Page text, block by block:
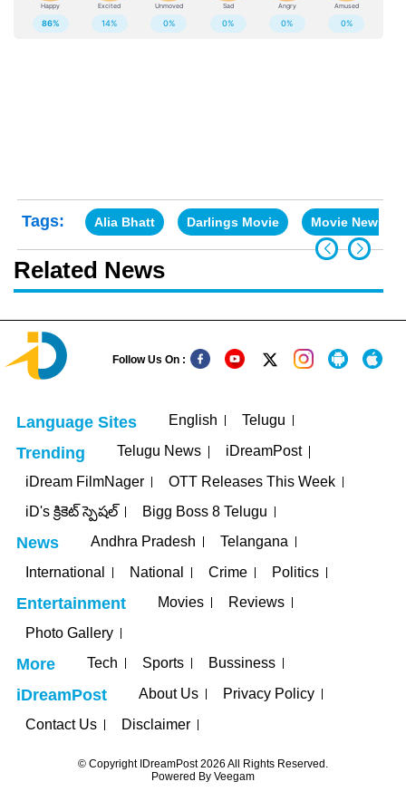
Tags: Alia Bhatt Darlings Movie Movie News
Related News
Follow Us On :
Language Sites English Telugu
Trending Telugu News
iDreamPost
iDream FilmNager
OTT Releases This Week
iD's క్రికెట్ స్పెషల్
Bigg Boss 8 Telugu
News Andhra Pradesh
Telangana
International
National Crime Politics
Entertainment Movies
Reviews
Photo Gallery
More Tech Sports Bussiness
iDreamPost About Us
Privacy Policy
Contact Us
Disclaimer
© Copyright IDreamPost 2026 All Rights Reserved.
Powered By Veegam